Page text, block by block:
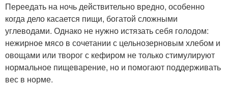
Переедать на ночь действительно вредно, особенно
когда дело касается пищи, богатой сложными
углеводами. Однако не нужно истязать себя голодом:
нежирное мясо в сочетании с цельнозерновым хлебом и
овощами или творог с кефиром не только стимулируют
нормальное пищеварение, но и помогают поддерживать
вес в норме.